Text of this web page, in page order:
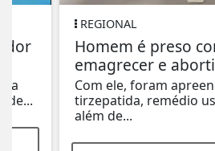
REGIONAL
Homem é preso com
emagrecer e abortivos
Com ele, foram apreendidos
tirzepatida, remédio usado
além de...